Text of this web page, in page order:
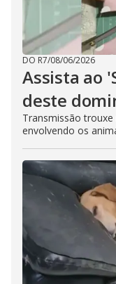
DO R7/08/06/2026
Assista ao
deste
Transmissão
envolvendo os